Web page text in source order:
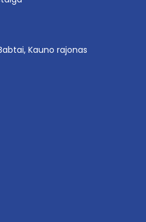
Kauno rajonas